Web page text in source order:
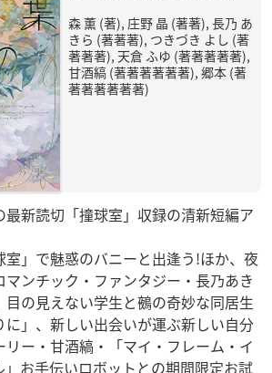
森 薫 (著), 庄野 晶 (著著), 長乃 あ
きら (著著著), つきづき よし (著
著著著), 天倉 ふゆ (著著著著著),
甘酒縞 (著著著著著著), 郷本 (著
著著著著著著)
最新読切「撞球室」収録の清新短編ア
」で魅惑のバニーと出逢う!ほか、夜
ンチック・ファンタジー・長乃あき
目の見えない学生と鵺の奇妙な同居生
に」、新しい出会いが運ぶ新しい自分
リー・甘酒縞・「マイ・フレーム・イ
」お手伝いロボットとの期間限定お試